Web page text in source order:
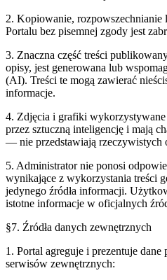
2. Kopiowanie,
Portalu bez pisemnej zgody jest
3. Znaczna część treści
opisy, jest generowana lub
(AI). Treści te mogą zawierać
informacje.
4. Zdjęcia i grafiki wykorzystywane
przez sztuczną inteligencję i mają
— nie przedstawiają rzeczywistych
5. Administrator nie ponosi
wynikające z wykorzystania treści
jedynego źródła informacji.
istotne informacje w oficjalnych
§7. Źródła danych zewnętrznych
1. Portal agreguje i prezentuje dane
serwisów zewnętrznych: